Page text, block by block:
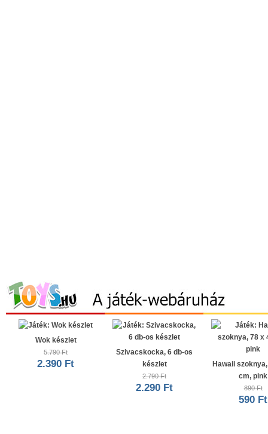
Wok készlet
5.790 Ft
2.390 Ft
Szivacskocka, 6 db-os
készlet
2.790 Ft
2.290 Ft
Hawaii
cm, pink
890 Ft
590 Ft